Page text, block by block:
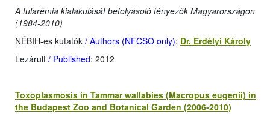
A tularémia kialakulását befolyásoló tényezők Magyarországon
(1984-2010)
NÉBIH-es kutatók / Authors (NFCSO only): Dr. Erdélyi Károly
Lezárult / Published: 2012
Toxoplasmosis in Tammar wallabies (Macropus eugenii) in
the Budapest Zoo and Botanical Garden (2006-2010)